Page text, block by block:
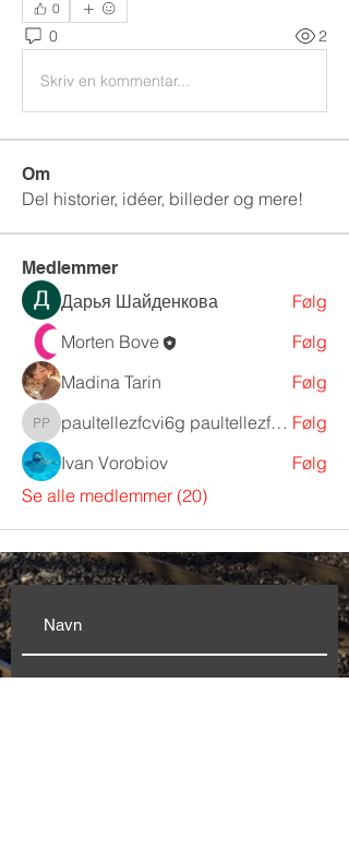
0
0 2
Skriv en kommentar...
Om
Del historier, idéer, billeder og mere!
Medlemmer
Дарья Шайденкова
Følg
Morten Bove
Følg
Madina Tarin
Følg
paultellezfcvi6g paultellezfcvi6g paultellezfcvi6g paultellezfcvi6g Følg
Ivan Vorobiov
Følg
Se alle medlemmer (20)